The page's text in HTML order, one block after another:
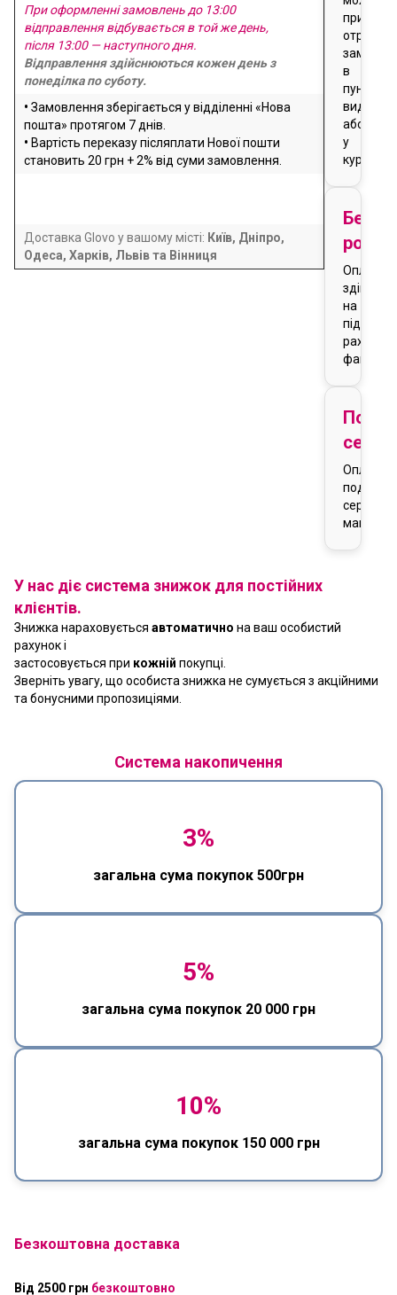
При оформленні замовлень до 13:00
відправлення відбувається в той же день,
після 13:00 — наступного дня.
Відправлення здійснюються кожен день з
понеділка по суботу.
• Замовлення зберігається у відділенні «Нова
пошта» протягом 7 днів.
• Вартість переказу післяплати Нової пошти
становить 20 грн + 2% від суми замовлення.
Доставка Glovo у вашому місті: Київ, Дніпро,
Одеса, Харків, Львів та Вінниця
при
в
пункті
видачі
або
у
кур'єра
Оплата
на
підставі
рахунку-
фактури
Оплата
магазину
У нас діє система знижок для постійних
клієнтів.
Знижка нараховується автоматично на ваш особистий
рахунок і
застосовується при кожній покупці.
Зверніть увагу, що особиста знижка не сумується з акційними
та бонусними пропозиціями.
Система накопичення
3%
загальна сума покупок 500грн
5%
загальна сума покупок 20 000 грн
10%
загальна сума покупок 150 000 грн
Безкоштовна доставка
Від 2500 грн безкоштовно